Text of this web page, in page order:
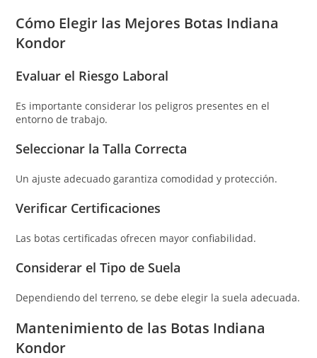
Cómo Elegir las Mejores Botas Indiana
Kondor
Evaluar el Riesgo Laboral
Es importante considerar los peligros presentes en el
entorno de trabajo.
Seleccionar la Talla Correcta
Un ajuste adecuado garantiza comodidad y protección.
Verificar Certificaciones
Las botas certificadas ofrecen mayor confiabilidad.
Considerar el Tipo de Suela
Dependiendo del terreno, se debe elegir la suela adecuada.
Mantenimiento de las Botas Indiana
Kondor